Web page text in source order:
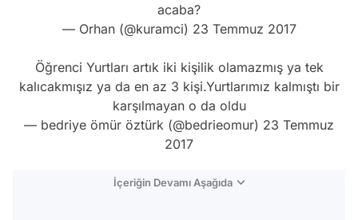
acaba?
— Orhan (@kuramci) 23 Temmuz 2017
Öğrenci Yurtları artık iki kişilik olamazmış ya tek
kalıcakmışız ya da en az 3 kişi.Yurtlarımız kalmıştı bir
karşılmayan o da oldu
— bedriye ömür öztürk (@bedrieomur) 23 Temmuz
2017
İçeriğin Devamı Aşağıda